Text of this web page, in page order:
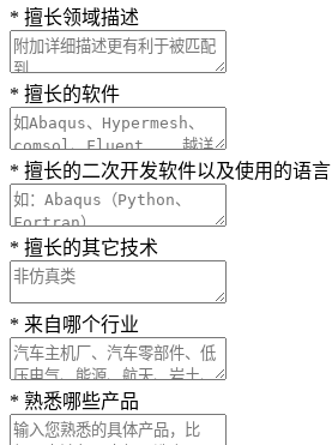
* 擅长领域描述
* 擅长的软件
* 擅长的二次开发软件以及使用的语言
* 擅长的其它技术
* 来自哪个行业
* 熟悉哪些产品